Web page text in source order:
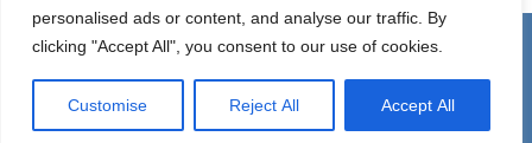
personalised ads or content, and analyse our traffic. By
clicking "Accept All", you consent to our use of cookies.
Customise Reject All Accept All
Fritz-Ulrich-Schule Heilbronn © 2026. Alle Rechte vorbehalten.